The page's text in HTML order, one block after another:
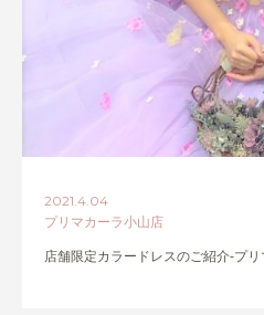
2021.4.04
プリマカーラ小山店
店舗限定カラードレスのご紹介-プ